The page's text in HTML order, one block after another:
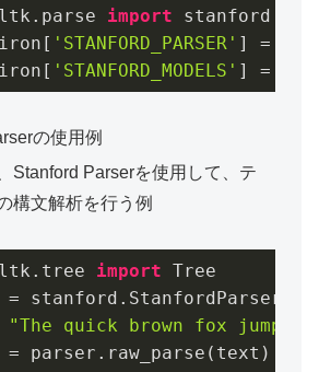
import stanford
'STANFORD_PARSER' ] =
'STANFORD_MODELS' ] =
の使用例
Stanford Parserを使用して、テ
構文解析を行う例
import Tree
= stanford.StanfordParser()
"The quick brown fox jumps